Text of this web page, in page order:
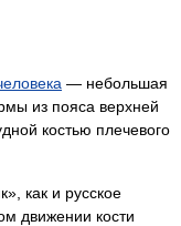
— небольшая
из пояса верхней
костью плечевого
как и русское
движении кости